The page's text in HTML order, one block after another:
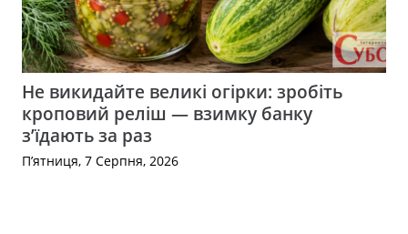
Не викидайте великі огірки: зробіть
кроповий реліш — взимку банку
з’їдають за раз
П’ятниця, 7 Серпня, 2026